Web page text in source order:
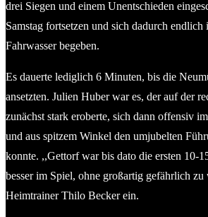
drei Siegen und einem Unentschieden
Samstag fortsetzen und sich dadurch endlich
Fahrwasser begeben.
Es dauerte lediglich 6 Minuten, bis die
ansetzten. Julien Huber war es, der auf der
zunächst stark eroberte, sich dann offensiv
und aus spitzem Winkel den umjubelten
konnte. ,,Gettorf war bis dato die ersten 10-
besser im Spiel, ohne großartig gefährlich zu
Heimtrainer Thilo Becker ein.